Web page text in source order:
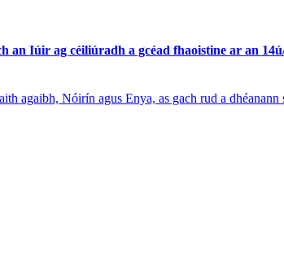
an Iúir ag céiliúradh a gcéad fhaoistine ar an
agaibh, Nóirín agus Enya, as gach rud a